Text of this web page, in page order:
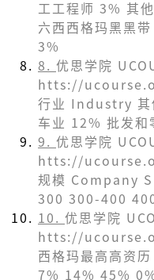
⼯工程师 3% 其
六⻄西格玛⿊黑
3%
8. 优思学院
htts://
行业 Industry 其
车业 12% 批发
9. 优思学院
htts://
规模 Company
300 300-400
10. 优思学院
htts://
西格玛最⾼高资
7% 14% 45%